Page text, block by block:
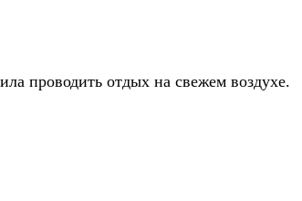
проводить отдых на свежем воздухе.